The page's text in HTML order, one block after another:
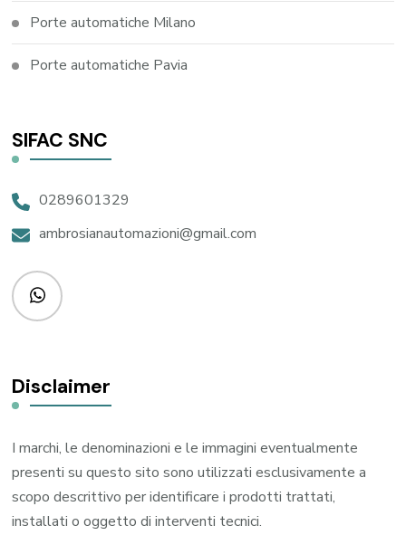
Porte automatiche Milano
Porte automatiche Pavia
SIFAC SNC
0289601329
ambrosianautomazioni@gmail.com
Disclaimer
I marchi, le denominazioni e le immagini eventualmente
presenti su questo sito sono utilizzati esclusivamente a
scopo descrittivo per identificare i prodotti trattati,
installati o oggetto di interventi tecnici.